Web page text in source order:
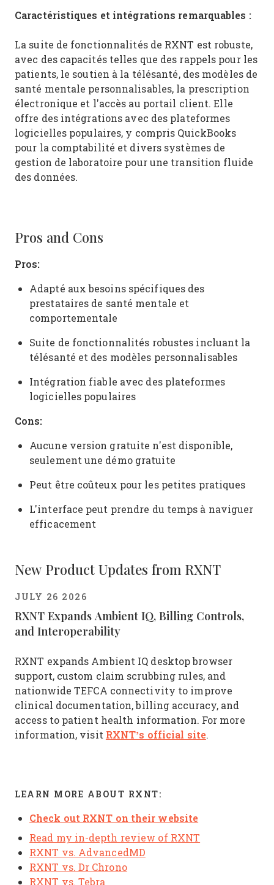
Caractéristiques et intégrations remarquables :
La suite de fonctionnalités de RXNT est robuste,
avec des capacités telles que des rappels pour les
patients, le soutien à la télésanté, des modèles de
santé mentale personnalisables, la prescription
électronique et l'accès au portail client. Elle
offre des intégrations avec des plateformes
logicielles populaires, y compris QuickBooks
pour la comptabilité et divers systèmes de
gestion de laboratoire pour une transition fluide
des données.
Pros and Cons
Pros:
Adapté aux besoins spécifiques des
prestataires de santé mentale et
comportementale
Suite de fonctionnalités robustes incluant la
télésanté et des modèles personnalisables
Intégration fiable avec des plateformes
logicielles populaires
Cons:
Aucune version gratuite n'est disponible,
seulement une démo gratuite
Peut être coûteux pour les petites pratiques
L'interface peut prendre du temps à naviguer
efficacement
New Product Updates from RXNT
JULY 26 2026
RXNT Expands Ambient IQ, Billing Controls,
and Interoperability
RXNT expands Ambient IQ desktop browser
support, custom claim scrubbing rules, and
nationwide TEFCA connectivity to improve
clinical documentation, billing accuracy, and
access to patient health information. For more
information, visit RXNT’s official site.
LEARN MORE ABOUT RXNT:
Check out RXNT on their website
Read my in-depth review of RXNT
RXNT vs. AdvancedMD
RXNT vs. Dr Chrono
RXNT vs. Tebra